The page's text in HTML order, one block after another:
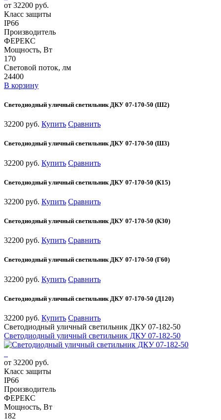
от 32200 руб.
Класс защиты
IP66
Производитель
ФЕРЕКС
Мощность, Вт
170
Световой поток, лм
24400
В корзину
Светодиодный уличный светильник ДКУ 07-170-50 (Ш2)
32200 руб. Купить Сравнить
Светодиодный уличный светильник ДКУ 07-170-50 (Ш3)
32200 руб. Купить Сравнить
Светодиодный уличный светильник ДКУ 07-170-50 (К15)
32200 руб. Купить Сравнить
Светодиодный уличный светильник ДКУ 07-170-50 (К30)
32200 руб. Купить Сравнить
Светодиодный уличный светильник ДКУ 07-170-50 (Г60)
32200 руб. Купить Сравнить
Светодиодный уличный светильник ДКУ 07-170-50 (Д120)
32200 руб. Купить Сравнить
Светодиодный уличный светильник ДКУ 07-182-50
Светодиодный уличный светильник ДКУ 07-182-50
от 32200 руб.
Класс защиты
IP66
Производитель
ФЕРЕКС
Мощность, Вт
182